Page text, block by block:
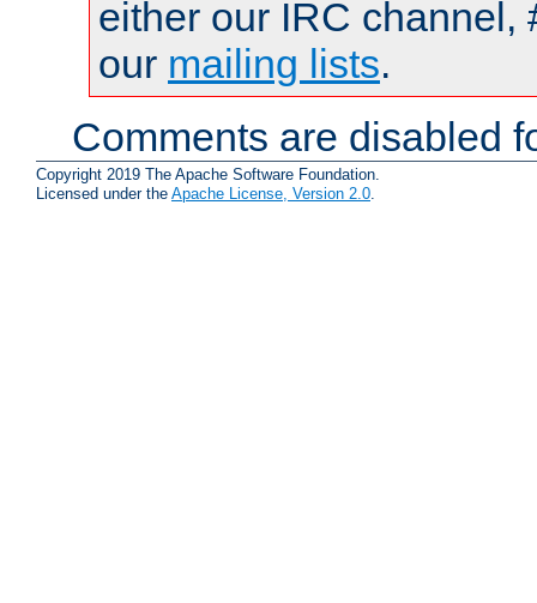
either our IRC channel,
our mailing lists.
Comments are disabled
Copyright 2019 The Apache Software Foundation.
Licensed under the Apache License, Version 2.0